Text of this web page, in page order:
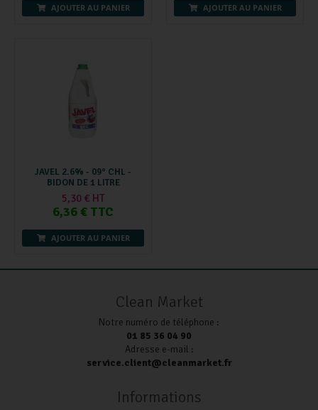
AJOUTER AU PANIER AJOUTER AU PANIER
JAVEL 2.6% - 09° CHL -
BIDON DE 1 LITRE
5,30 € HT
6,36 € TTC
AJOUTER AU PANIER
Clean Market
Notre numéro de téléphone :
01 85 36 04 90
Adresse e-mail :
service.client@cleanmarket.fr
Informations